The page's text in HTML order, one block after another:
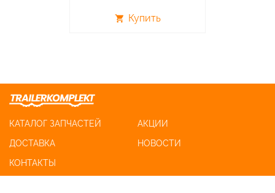
shopping_cart Купить
КАТАЛОГ ЗАПЧАСТЕЙ
АКЦИИ
ДОСТАВКА
НОВОСТИ
КОНТАКТЫ